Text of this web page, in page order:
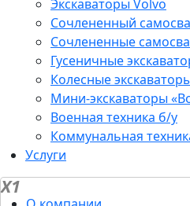
Экскаваторы Volvo
Сочлененный
Сочлененные
Гусеничные
Колесные
Мини-экскаваторы
Военная техника б/у
Коммунальная
Услуги
X1